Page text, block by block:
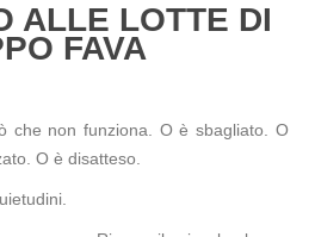
ALLE LOTTE DI
FAVA
che non funziona. O è sbagliato. O
O è disatteso.